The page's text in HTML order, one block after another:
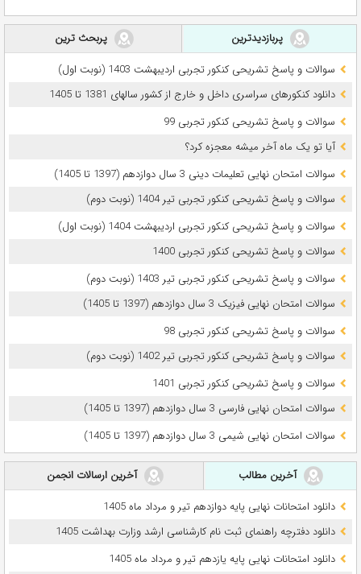
پربازدیدترین
پربحث ترین
سوالات و پاسخ تشریحی کنکور تجربی اردیبهشت 1403 (نوبت اول)
دانلود کنکورهای سراسری داخل و خارج از کشور سالهای 1381 تا 1405
سوالات و پاسخ تشریحی کنکور تجربی 99
آیا تو یک ماه آخر میشه معجزه کرد؟
سوالات امتحان نهایی تعلیمات دینی 3 سال دوازدهم (1397 تا 1405)
سوالات و پاسخ تشریحی کنکور تجربی تیر 1404 (نوبت دوم)
سوالات و پاسخ تشریحی کنکور تجربی اردیبهشت 1404 (نوبت اول)
سوالات و پاسخ تشریحی کنکور تجربی 1400
سوالات و پاسخ تشریحی کنکور تجربی تیر 1403 (نوبت دوم)
سوالات امتحان نهایی فیزیک 3 سال دوازدهم (1397 تا 1405)
سوالات و پاسخ تشریحی کنکور تجربی 98
سوالات و پاسخ تشریحی کنکور تجربی تیر 1402 (نوبت دوم)
سوالات و پاسخ تشریحی کنکور تجربی 1401
سوالات امتحان نهایی فارسی 3 سال دوازدهم (1397 تا 1405)
سوالات امتحان نهایی شیمی 3 سال دوازدهم (1397 تا 1405)
آخرین مطالب
آخرین ارسالات انجمن
دانلود امتحانات نهایی پایه دوازدهم تیر و مرداد ماه 1405
دانلود دفترچه راهنمای ثبت نام کارشناسی ارشد وزارت بهداشت 1405
دانلود امتحانات نهایی پایه یازدهم تیر و مرداد ماه 1405